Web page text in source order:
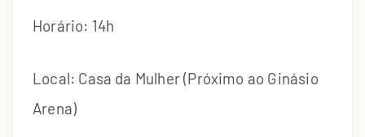
Horário: 14h
Local: Casa da Mulher (Próximo ao Ginásio
Arena)